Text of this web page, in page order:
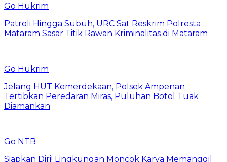
Go Hukrim
Patroli Hingga Subuh, URC Sat Reskrim Polresta
Mataram Sasar Titik Rawan Kriminalitas di Mataram
Go Hukrim
Jelang HUT Kemerdekaan, Polsek Ampenan
Tertibkan Peredaran Miras, Puluhan Botol Tuak
Diamankan
Go NTB
Siapkan Diri! Lingkungan Moncok Karya Memanggil